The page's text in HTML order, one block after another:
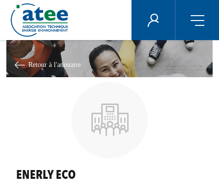
Aller
contenu
principal
ÉNERGIE PLUS
Retour à l'annuaire
ENERLY ECO
Panneau de gestion des cookies